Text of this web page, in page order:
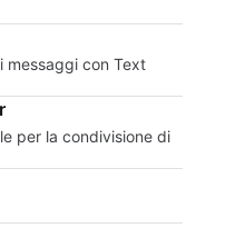
messaggi con Text
per la condivisione di